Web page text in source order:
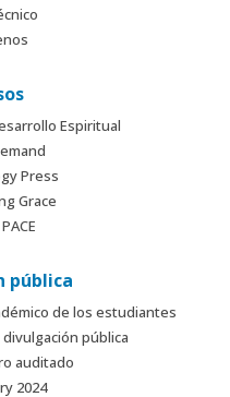
Espiritual
Press
Grace
pública
de los estudiantes
pública
auditado
2024